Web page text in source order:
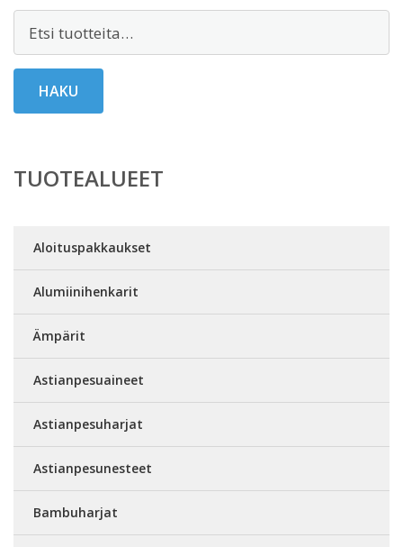
HAKU
TUOTEALUEET
Aloituspakkaukset
Alumiinihenkarit
Ämpärit
Astianpesuaineet
Astianpesuharjat
Astianpesunesteet
Bambuharjat